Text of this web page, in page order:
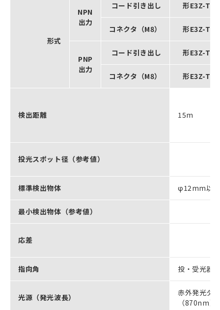
形式
NPN
出力
コード引き出し 形E3Z-T61
コネクタ（M8） 形E3Z-T66
PNP
出力
コード引き出し 形E3Z-T81
コネクタ（M8） 形E3Z-T86
検出距離 15m
投光スポット径（参考値）
標準検出物体 φ12mm以
最小検出物体（参考値）
応差
指向角 投・受光器
光源（発光波長）
赤外発光ダ
（870nm）